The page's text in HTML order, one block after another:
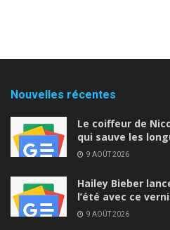
Nouvelles récentes
Le coiffeur de
qui sauve les
9 AOÛT 2026
Hailey Bieber
l’été avec ce
9 AOÛT 2026